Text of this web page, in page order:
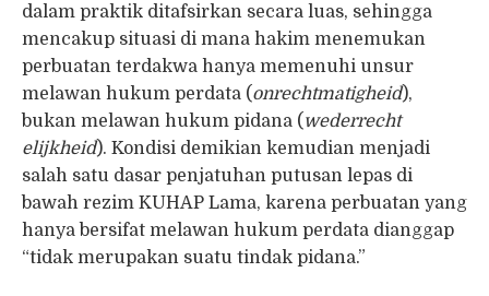
dalam praktik ditafsirkan secara luas, sehingga
mencakup situasi di mana hakim menemukan
perbuatan terdakwa hanya memenuhi unsur
melawan hukum perdata (onrechtmatigheid),
bukan melawan hukum pidana ( wederrecht
elijkheid). Kondisi demikian kemudian menjadi
salah satu dasar penjatuhan putusan lepas di
bawah rezim KUHAP Lama, karena perbuatan yang
hanya bersifat melawan hukum perdata dianggap
“tidak merupakan suatu tindak pidana.”